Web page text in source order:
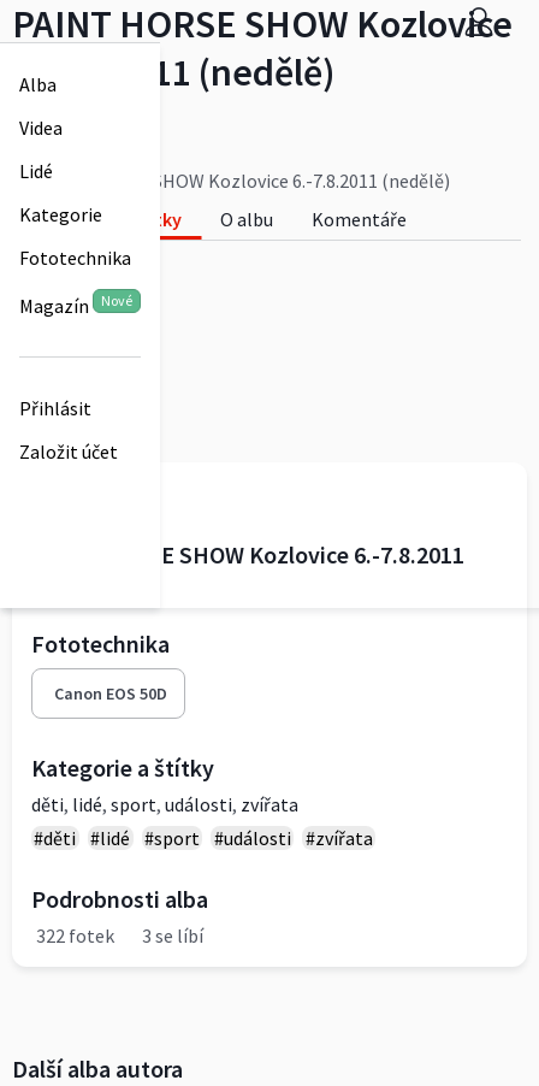
Alba
Videa
Lidé
Kategorie
Fototechnika
Magazín Nové
Přihlásit
Založit účet
PAINT HORSE SHOW Kozlovice
6.-7.8.2011 (nedělě)
Vrana Petr
PAINT HORSE SHOW Kozlovice 6.-7.8.2011 (nedělě)
Fotky
O albu
Komentáře
0
PAINT HORSE SHOW Kozlovice 6.-7.8.2011
Fototechnika
Canon EOS 50D
Kategorie a štítky
děti, lidé, sport, události, zvířata
#děti
#lidé #sport #události #zvířata
Podrobnosti alba
322 fotek 3 se líbí
Další alba autora